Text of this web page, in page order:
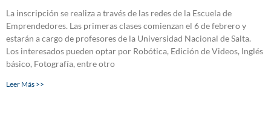
La inscripción se realiza a través de las redes de la Escuela de
Emprendedores. Las primeras clases comienzan el 6 de febrero y
estarán a cargo de profesores de la Universidad Nacional de Salta.
Los interesados pueden optar por Robótica, Edición de Videos, Inglés
básico, Fotografía, entre otro
Leer Más >>